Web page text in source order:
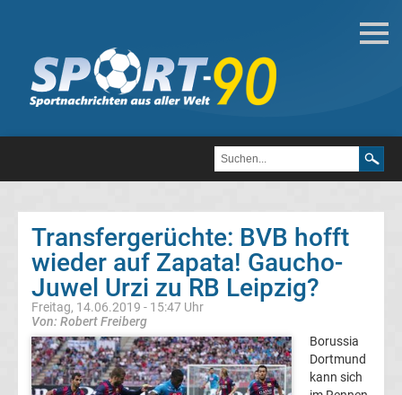
Fußball
Bundesliga
3.
Liga
DFB-
Pokal
Transfergerüchte: BVB hofft
wieder auf Zapata! Gaucho-
Juwel Urzi zu RB Leipzig?
Freitag, 14.06.2019 - 15:47 Uhr
Von: Robert Freiberg
Borussia
Dortmund
kann sich